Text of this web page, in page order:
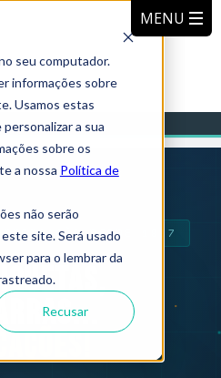
seu computador.
informações sobre
Usamos estas
a sua
sobre os
a nossa Política de
não serão
site. Será usado
para o lembrar da
Recusar
DESDE 1997